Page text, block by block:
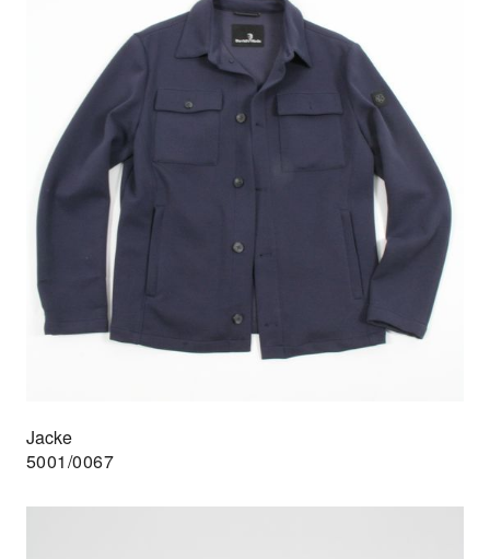
Jacke
5001/0067